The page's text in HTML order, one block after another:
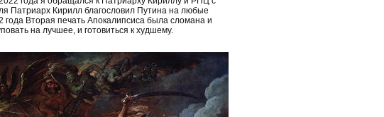
Патриарх Кирилл благословил Путина на любые
Вторая печать Апокалипсиса была сломана и
на лучшее, и готовиться к худшему.